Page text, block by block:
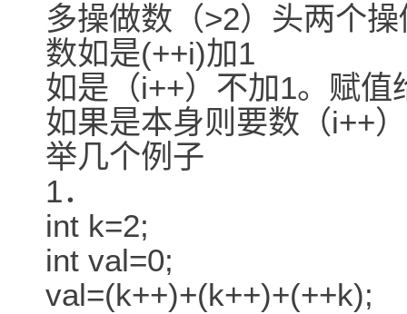
多操做数（>2）头两个
数如是(++i)加1
如是（i++）不加1。赋
如果是本身则要数（i++
举几个例子
1．
int k=2;
int val=0;
val=(k++)+(k++)+(++k);